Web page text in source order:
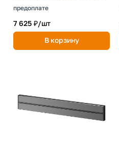
предоплате
7 625 ₽/шт
В корзину